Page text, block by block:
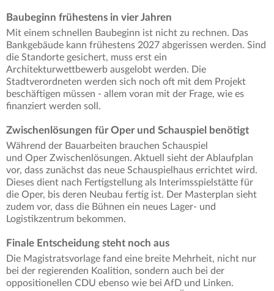
Baubeginn frühestens in vier Jahren
Mit einem schnellen Baubeginn ist nicht zu rechnen. Das
Bankgebäude kann frühestens 2027 abgerissen werden. Sind
die Standorte gesichert, muss erst ein
Architekturwettbewerb ausgelobt werden. Die
Stadtverordneten werden sich noch oft mit dem Projekt
beschäftigen müssen - allem voran mit der Frage, wie es
finanziert werden soll.
Zwischenlösungen für Oper und Schauspiel benötigt
Während der Bauarbeiten brauchen Schauspiel
und Oper Zwischenlösungen. Aktuell sieht der Ablaufplan
vor, dass zunächst das neue Schauspielhaus errichtet wird.
Dieses dient nach Fertigstellung als Interimsspielstätte für
die Oper, bis deren Neubau fertig ist. Der Masterplan sieht
zudem vor, dass die Bühnen ein neues Lager- und
Logistikzentrum bekommen.
Finale Entscheidung steht noch aus
Die Magistratsvorlage fand eine breite Mehrheit, nicht nur
bei der regierenden Koalition, sondern auch bei der
oppositionellen CDU ebenso wie bei AfD und Linken.